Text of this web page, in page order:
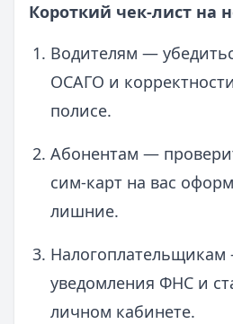
Короткий чек‑лист на
Водителям —
ОСАГО и
полисе.
Абонентам —
сим‑карт на вас
лишние.
уведомления ФНС и
личном кабинете.